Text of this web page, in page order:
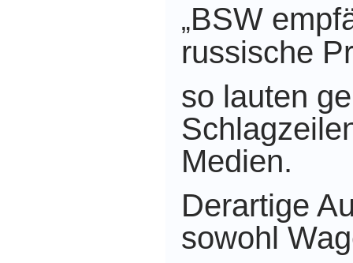
„BSW
russische
so lauten
Medien.
Derartige
sowohl